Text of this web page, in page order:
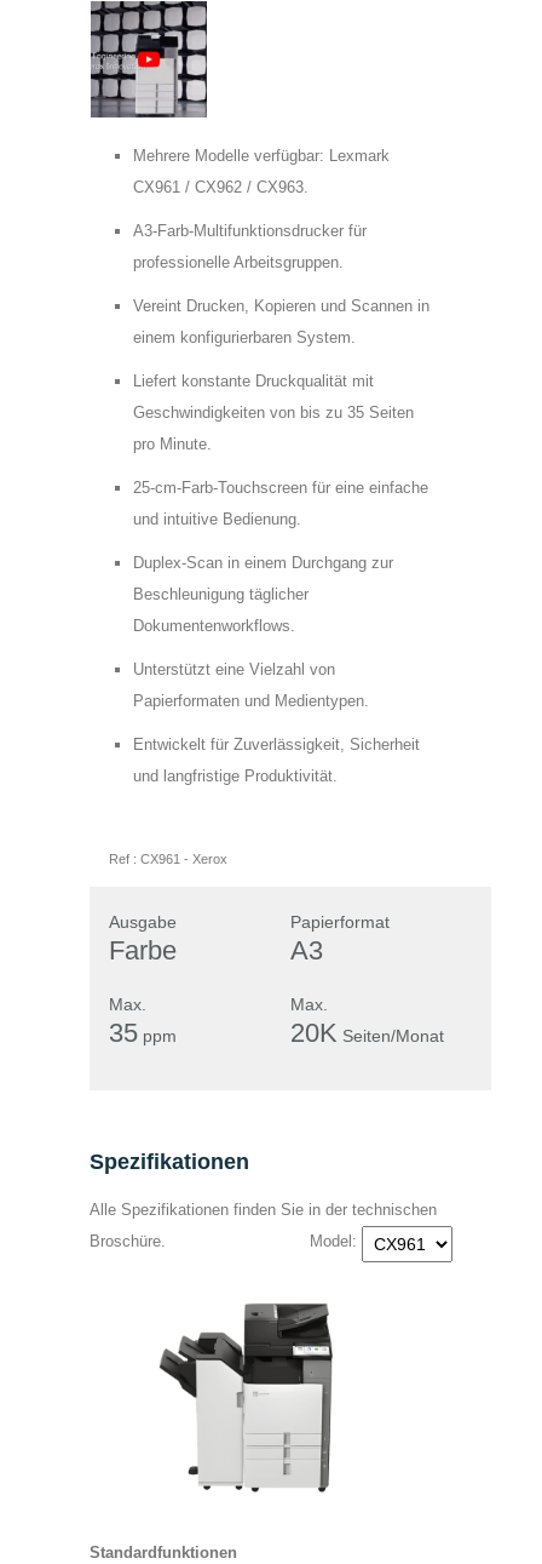
* =Pflichtfelder
Bitte
lasse
dieses
leer.
Bitte
lasse
dieses
Datenschutzerklärung zur Kenntnis
genommen und bin damit einverstanden,
dass die von mir angegebenen Daten
elektronisch erhoben und gespeichert
und Beantwortung meiner Anfrage
Formulars erkläre ich mich mit der
Verarbeitung einverstanden.
Mehrere Modelle verfügbar: Lexmark
CX961 / CX962 / CX963.
A3-Farb-Multifunktionsdrucker für
professionelle Arbeitsgruppen.
Vereint Drucken, Kopieren und Scannen in
einem konfigurierbaren System.
Liefert konstante Druckqualität mit
Geschwindigkeiten von bis zu 35 Seiten
pro Minute.
25-cm-Farb-Touchscreen für eine einfache
und intuitive Bedienung.
Duplex-Scan in einem Durchgang zur
Beschleunigung täglicher
Dokumentenworkflows.
Unterstützt eine Vielzahl von
Papierformaten und Medientypen.
Entwickelt für Zuverlässigkeit, Sicherheit
und langfristige Produktivität.
Ref : CX961 - Xerox
Ausgabe
Farbe
Papierformat
A3
Max.
35 ppm
Max.
20K Seiten/Monat
Spezifikationen
Alle Spezifikationen finden Sie in der technischen
Broschüre.
Model:
Standardfunktionen